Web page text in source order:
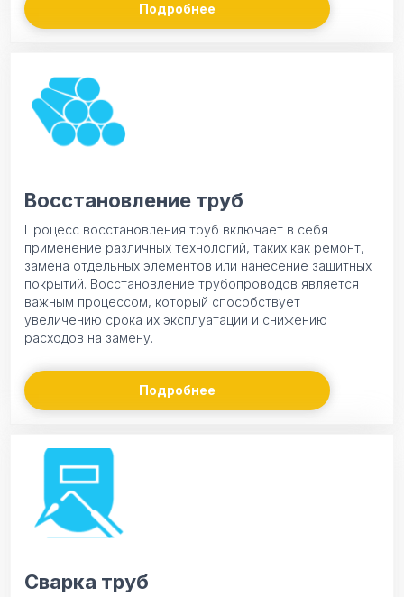
Подробнее
Восстановление труб
Процесс восстановления труб включает в себя
применение различных технологий, таких как ремонт,
замена отдельных элементов или нанесение защитных
покрытий. Восстановление трубопроводов является
важным процессом, который способствует
увеличению срока их эксплуатации и снижению
расходов на замену.
Подробнее
Сварка труб